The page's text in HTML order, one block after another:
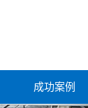
成功案例